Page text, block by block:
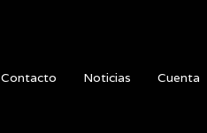
Contacto Noticias Cuenta